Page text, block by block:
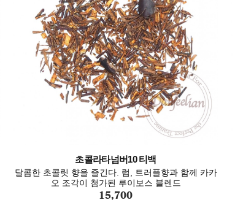
초콜라타넘버10 티백
달콤한 초콜릿 향을 즐긴다. 럼, 트러플향과 함께 카카
오 조각이 첨가된 루이보스 블렌드